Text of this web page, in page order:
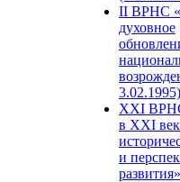
II ВРНС
духовное
3.02.1995)
XХI
в XXI
и
развития»